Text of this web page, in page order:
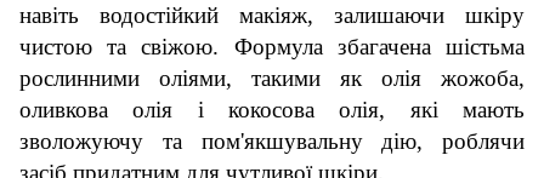
навіть водостійкий макіяж, залишаючи шкіру
чистою та свіжою. Формула збагачена шістьма
рослинними оліями, такими як олія жожоба,
оливкова олія і кокосова олія, які мають
зволожуючу та пом'якшувальну дію, роблячи
засіб придатним для чутливої ​​шкіри.